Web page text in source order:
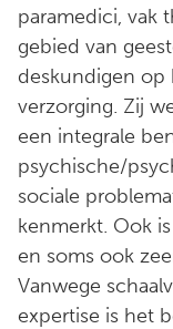
paramedici, vak
gebied van
deskundigen op
verzorging. Zij
een integrale
psychische/
sociale
kenmerkt. Ook
en soms ook
Vanwege
expertise is het